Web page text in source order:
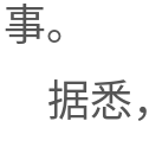
事。
据悉